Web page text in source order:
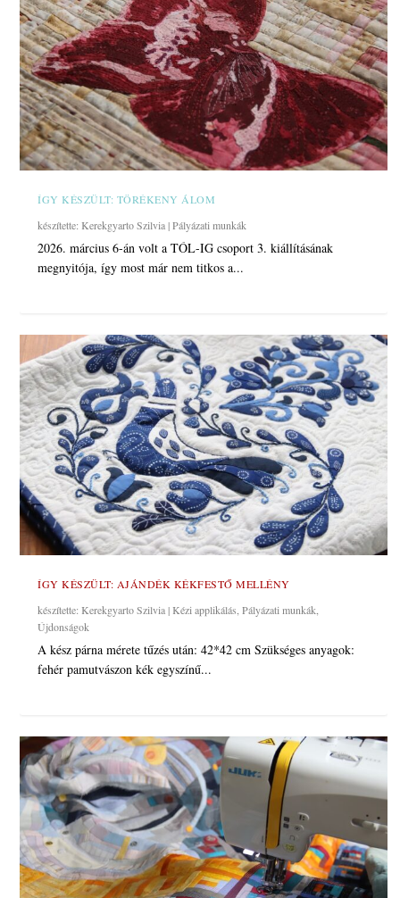
T-SHIRT QUILT, AVAGY PATCHWORK TAKARÓ
MODERN RÓMAI CSÍK TAKARÓ
NŐI TÁSKA NEW YORK BEAUTY MINTÁVAL
PATCHWORK MOBILTOK KEZDŐKNEK
ASZTALI FUTÓ NEW YORK BEAUTY
ÍGY KÉSZÜLT: TÖRÉKENY ÁLOM
készítette:Kerekgyarto Szilvia|Pályázati munkák
2026. március 6-án volt a TÓL-IG csoport 3. kiállításának
megnyitója, így most már nem titkos a...
ÍGY KÉSZÜLT: AJÁNDÉK KÉKFESTŐ MELLÉNY
készítette:Kerekgyarto Szilvia|Kézi applikálás ,Pályázati munkák
Újdonságok
A kész párna mérete tűzés után: 42*42 cm Szükséges anyagok:
fehér pamutvászon kék egyszínű...